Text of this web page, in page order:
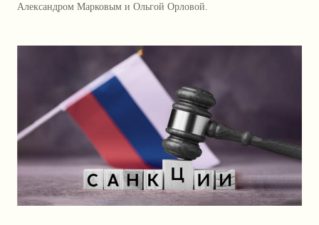
Александром Марковым и Ольгой Орловой.